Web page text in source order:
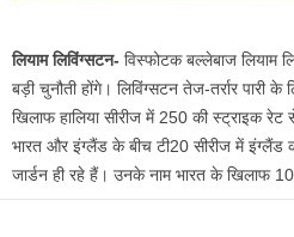
लियाम लिविंग्सटन- विस्फोटक बल्लेबाज लियाम
बड़ी चुनौती होंगे। लिविंग्सटन तेज-तर्रार पारी
खिलाफ हालिया सीरीज में 250 की स्ट्राइक
भारत और इंग्लैंड के बीच टी20 सीरीज में
जार्डन ही रहे हैं। उनके नाम भारत के खिलाफ